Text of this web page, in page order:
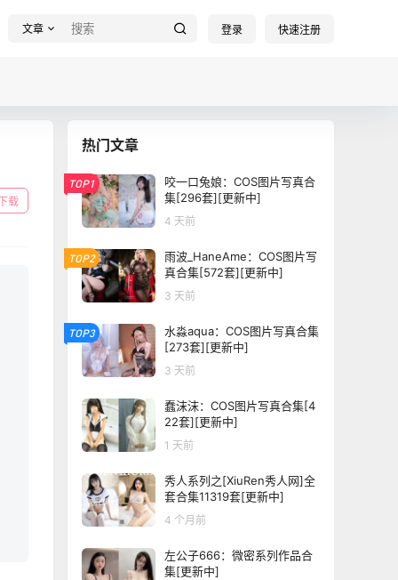
文章 登录 快速注册
载
热门文章
TOP1
咬一口兔娘：COS图片写真合
集[296套][更新中]
4 天前
TOP2
雨波_HaneAme：COS图片写
真合集[572套][更新中]
3 天前
TOP3
水淼aqua：COS图片写真合集
[273套][更新中]
3 天前
蠢沫沫：COS图片写真合集[4
22套][更新中]
1 天前
秀人系列之[XiuRen秀人网]全
套合集11319套[更新中]
4 个月前
左公子666：微密系列作品合
集[更新中]